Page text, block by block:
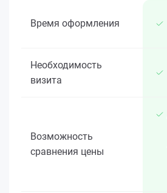
Время оформления
Необходимость
визита
Возможность
сравнения цены